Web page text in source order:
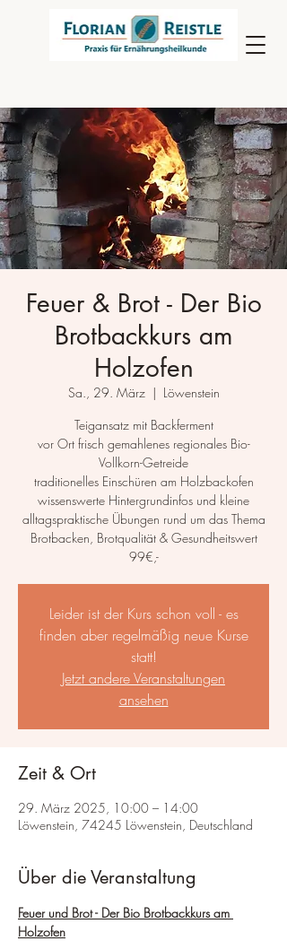
Feuer & Brot - Der Bio
Brotbackkurs am
Holzofen
Sa., 29. März
  |
Löwenstein
Teigansatz mit Backferment
vor Ort frisch gemahlenes regionales Bio-
Vollkorn-Getreide
traditionelles Einschüren am Holzbackofen
wissenswerte Hintergrundinfos und kleine
alltagspraktische Übungen rund um das Thema
Brotbacken, Brotqualität & Gesundheitswert
99€,-
Leider ist der Kurs schon voll - es
finden aber regelmäßig neue Kurse
statt!
Jetzt andere Veranstaltungen
ansehen
Zeit & Ort
29. März 2025, 10:00 – 14:00
Löwenstein, 74245 Löwenstein, Deutschland
Über die Veranstaltung
Feuer und Brot - Der Bio Brotbackkurs am
Holzofen